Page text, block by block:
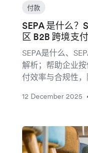
付款
SEPA 是什么？
区 B2B 跨境支
SEPA是什么、
解析；帮助企业
付效率与合规性，
12 December 2025